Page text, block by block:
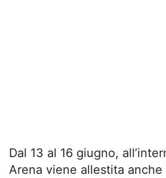
Dal 13 al 16 giugno,
Arena viene allestita anche